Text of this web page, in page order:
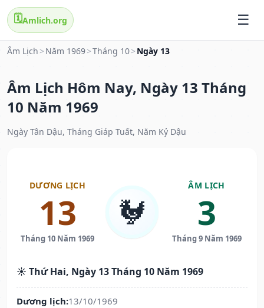
🗓️Amlich.org
Âm Lịch > Năm 1969>Tháng 10> Ngày 13
Âm Lịch Hôm Nay, Ngày 13 Tháng
10 Năm 1969
Ngày Tân Dậu, Tháng Giáp Tuất, Năm Kỷ Dậu
DƯƠNG LỊCH
13
Tháng 10 Năm 1969
🐓
ÂM LỊCH
3
Tháng 9 Năm 1969
☀️ Thứ Hai, Ngày 13 Tháng 10 Năm 1969
Dương lịch:13/10/1969